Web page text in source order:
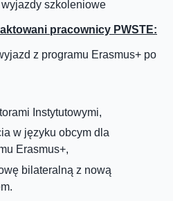
szkoleniowe
pracownicy PWSTE:
z programu Erasmus+ po
Instytutowymi,
w języku obcym dla
Erasmus+,
bilateralną z nową